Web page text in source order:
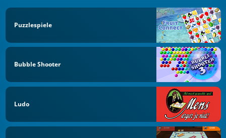
Puzzlespiele
Bubble Shooter
Ludo